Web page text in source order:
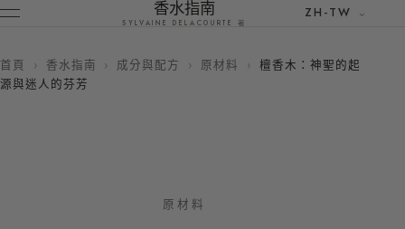
香水指南
SYLVAINE DELACOURTE 著
ZH-TW
首頁 › 香水指南 › 成分與配方 › 原材料 › 檀香木：神聖的起
源與迷人的芬芳
原材料